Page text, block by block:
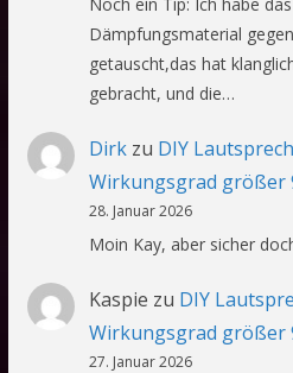
Noch ein Tip: Ich habe
Dämpfungsmaterial
getauscht,das hat
gebracht, und die…
Dirkzu DIY
Wirkungsgrad größer
28. Januar 2026
Moin Kay, aber sicher
Kaspie zu DIY
Wirkungsgrad größer
27. Januar 2026